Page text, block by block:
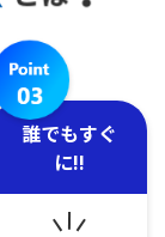
誰でもすぐ
に!!